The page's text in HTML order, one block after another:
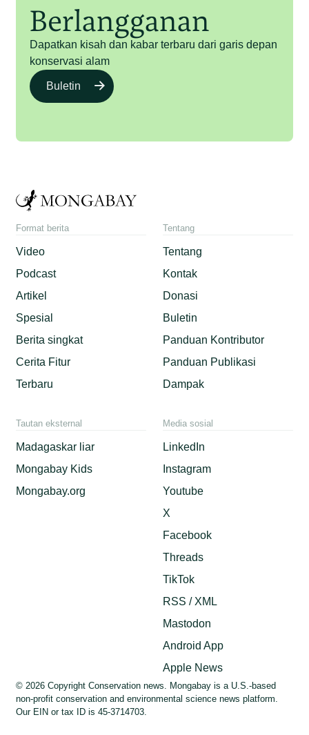
Berlangganan
Dapatkan kisah dan kabar terbaru dari garis depan
konservasi alam
Buletin
Format berita
Video
Podcast
Artikel
Spesial
Berita singkat
Cerita Fitur
Terbaru
Tentang
Tentang
Kontak
Donasi
Buletin
Panduan Kontributor
Panduan Publikasi
Dampak
Tautan eksternal
Madagaskar liar
Mongabay Kids
Mongabay.org
Media sosial
LinkedIn
Instagram
Youtube
X
Facebook
Threads
TikTok
RSS / XML
Mastodon
Android App
Apple News
© 2026 Copyright Conservation news. Mongabay is a U.S.-based
non-profit conservation and environmental science news platform.
Our EIN or tax ID is 45-3714703.